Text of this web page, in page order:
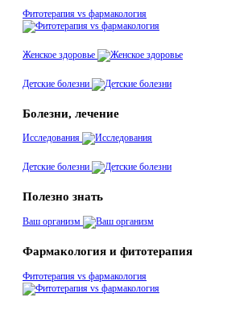
Фитотерапия vs фармакология
Женское здоровье
Детские болезни
Болезни, лечение
Исследования
Детские болезни
Полезно знать
Ваш организм
Фармакология и фитотерапия
Фитотерапия vs фармакология